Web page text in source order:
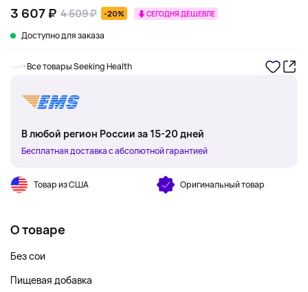
3 607 ₽ 4 509 ₽ -20% СЕГОДНЯ ДЕШЕВЛЕ
Доступно для заказа
Все товары Seeking Health
В любой регион России за 15-20 дней
Бесплатная доставка с абсолютной гарантией
Товар из США Оригинальный товар
О товаре
Без сои
Пищевая добавка